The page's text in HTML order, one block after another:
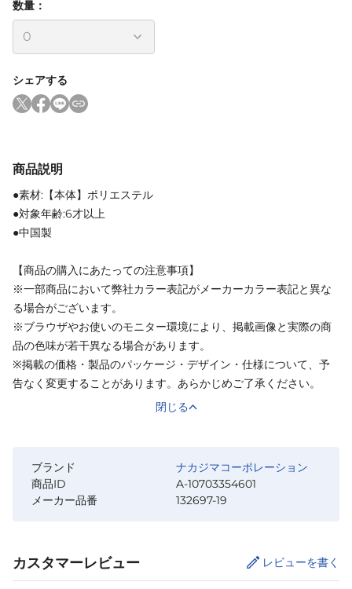
数量：
シェアする
商品説明
●素材:【本体】ポリエステル
●対象年齢:6才以上
●中国製
【商品の購入にあたっての注意事項】
※一部商品において弊社カラー表記がメーカーカラー表記と異な
る場合がございます。
※ブラウザやお使いのモニター環境により、掲載画像と実際の商
品の色味が若干異なる場合があります。
※掲載の価格・製品のパッケージ・デザイン・仕様について、予
告なく変更することがあります。あらかじめご了承ください。
閉じる
ブランド
ナカジマコーポレーション
商品ID
A-10703354601
メーカー品番
132697-19
カスタマーレビュー レビューを書く